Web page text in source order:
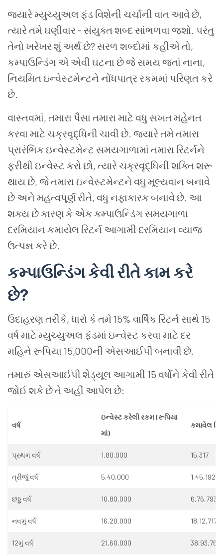
જ્યારે મ્યુચ્યુઅલ ફંડ વિશેની ચર્ચાની વાત આવે છે,
ત્યારે તમે ઘણીવાર - સંયુક્ત શબ્દ સાંભળવા જશો. પરંતુ
તેનો ખરેખર શું અર્થ છે? સરળ શબ્દોમાં કહીએ તો,
કમ્પાઉન્ડિંગ એ એવી ઘટના છે જે સમય જતાં નાના,
નિયમિત ઇન્વેસ્ટમેન્ટને નોંધપાત્ર રકમમાં પરિણત કરે
છે.
વાસ્તવમાં, તમારા પૈસા તમારા માટે વધુ સખત મહેનત
કરવા માટે ચક્રવૃદ્ધિની ચાવી છે. જ્યારે તમે તમારા
પ્રારંભિક ઇન્વેસ્ટમેન્ટ સમયગાળામાં તમારા રિટર્નને
ફરીથી ઇન્વેસ્ટ કરો છો, ત્યારે ચક્રવૃદ્ધિની શક્તિ શરૂ
થાય છે, જે તમારા ઇન્વેસ્ટમેન્ટને વધુ મૂલ્યવાન બનાવે
છે અને મહત્વપૂર્ણ રીતે, વધુ નફાકારક બનાવે છે. આ
શક્ય છે કારણ કે એક કમ્પાઉન્ડિંગ સમયગાળા
દરમિયાન કમાયેલ રિટર્ન આગામી દરમિયાન વ્યાજ
ઉત્પન્ન કરે છે.
કમ્પાઉન્ડિંગ કેવી રીતે કામ કરે
છે?
ઉદાહરણ તરીકે, ધારો કે તમે 15% વાર્ષિક રિટર્ન સાથે 15
વર્ષ માટે મ્યુચ્યુઅલ ફંડમાં ઇન્વેસ્ટ કરવા માટે દર
મહિને રૂપિયા 15,000ની એસઆઈપી બનાવી છે.
તમારું એસઆઈપી શેડ્યૂલ આગામી 15 વર્ષોને કેવી રીતે
જોઈ શકે છે તે અહીં આપેલ છે:
વર્ષ
ઇન્વેસ્ટ કરેલી રકમ (રૂપિયા
માં)
કમાવેલ
પ્રથમ વર્ષ 1,80,000 15,317
ત્રીજું વર્ષ 5,40,000 1,45,192
છઠ્ઠુ વર્ષ 10,80,000 6,76,793
નવમું વર્ષ 16,20,000 18,12,717
12મું વર્ષ 21,60,000 38,93,769